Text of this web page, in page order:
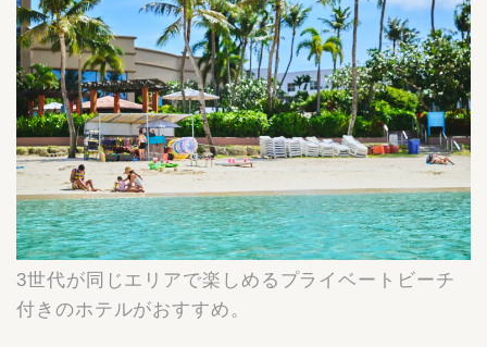
3世代が同じエリアで楽しめるプライベートビーチ
付きのホテルがおすすめ。